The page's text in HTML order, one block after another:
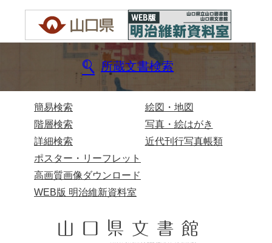
所蔵文書検索
簡易検索
階層検索
詳細検索
絵図・地図
写真・絵はがき
近代刊行写真帳類
ポスター・リーフレット
高画質画像ダウンロード
WEB版 明治維新資料室